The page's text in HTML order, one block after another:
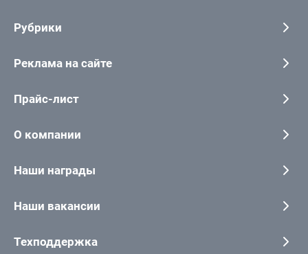
Рубрики
Реклама на сайте
Прайс-лист
О компании
Наши награды
Наши вакансии
Техподдержка